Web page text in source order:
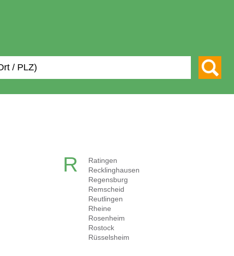
R
Ratingen
Recklinghausen
Regensburg
Remscheid
Reutlingen
Rheine
Rosenheim
Rostock
Rüsselsheim